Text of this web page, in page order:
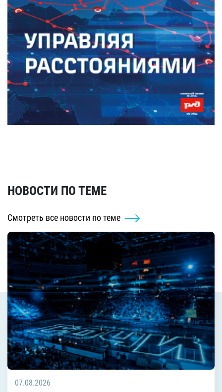
НОВОСТИ ПО ТЕМЕ
Смотреть все новости по теме
07.08.2026